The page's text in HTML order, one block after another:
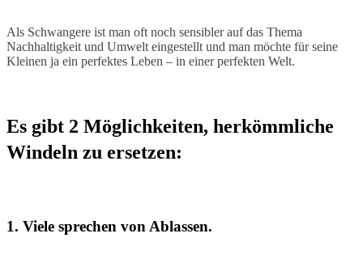
Als Schwangere ist man oft noch sensibler auf das Thema
Nachhaltigkeit und Umwelt eingestellt und man möchte für seine
Kleinen ja ein perfektes Leben – in einer perfekten Welt.
Es gibt 2 Möglichkeiten, herkömmliche
Windeln zu ersetzen:
1. Viele sprechen von Ablassen.